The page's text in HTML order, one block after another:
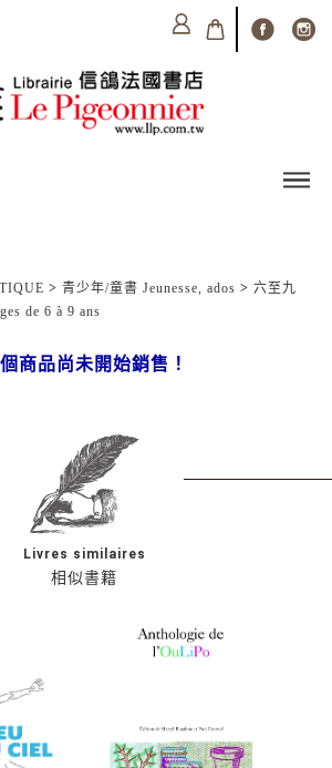
> 青少年/童書 Jeunesse, ados > 六至九
de 6 à 9 ans
商品尚未開始銷售！
相似書籍
Livres similaires